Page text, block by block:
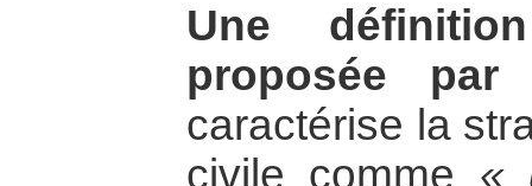
Une
proposée
caractérise la
civile comme «